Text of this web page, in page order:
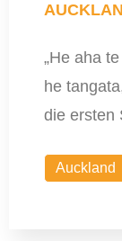
„He aha
he
die ersten
Auckland